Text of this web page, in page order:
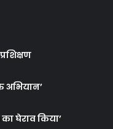
अभियान’
घेराव किया’